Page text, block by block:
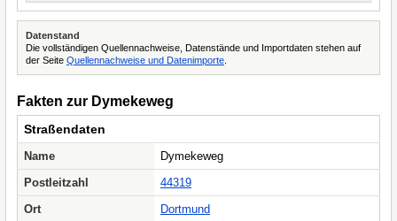
Datenstand
Die vollständigen Quellennachweise, Datenstände und Importdaten stehen auf
der Seite Quellennachweise und Datenimporte
Fakten zur Dymekeweg
Straßendaten
Name
Dymekeweg
Postleitzahl
44319
Ort
Dortmund